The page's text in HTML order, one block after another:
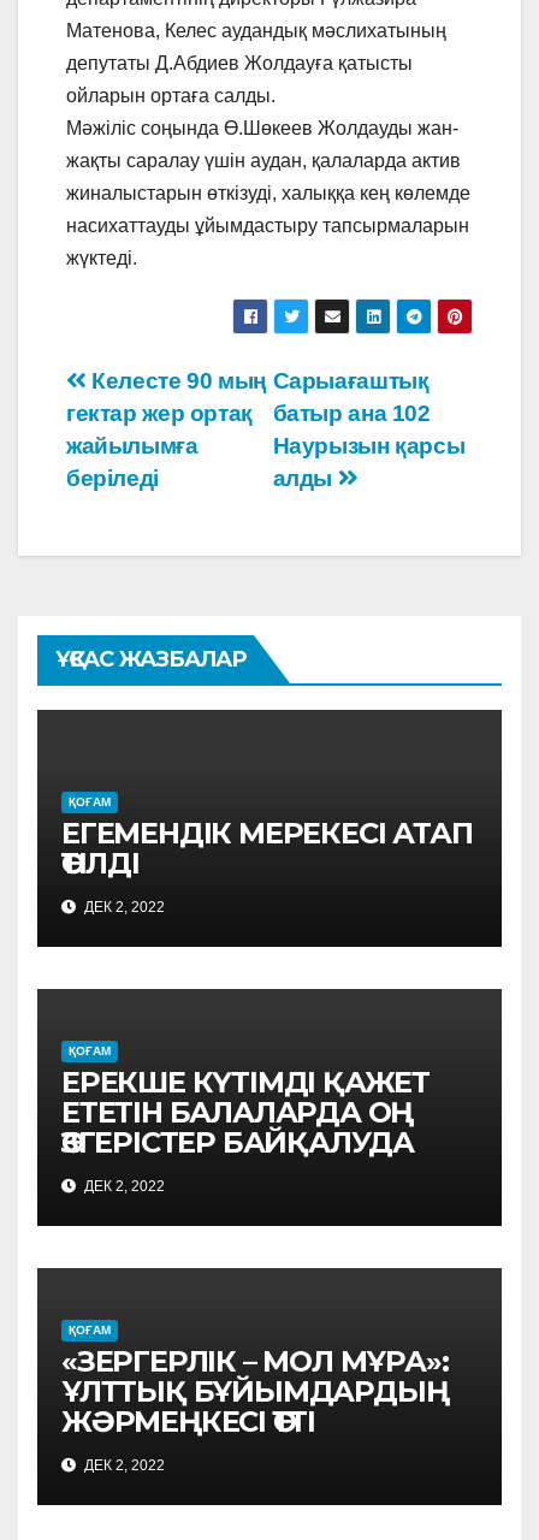
Матенова, Келес аудандық мәслихатының
депутаты Д.Абдиев Жолдауға қатысты
ойларын ортаға салды.
Мәжіліс соңында Ө.Шөкеев Жолдауды жан-
жақты саралау үшін аудан, қалаларда актив
жиналыстарын өткізуді, халыққа кең көлемде
насихаттауды ұйымдастыру тапсырмаларын
жүктеді.
Навигация
по
записям
Сарыағаштық
батыр ана 102
Наурызын қарсы
алды
Келесте 90 мың
гектар жер ортақ
жайылымға
беріледі
ҰҚСАС ЖАЗБАЛАР
ҚОҒАМ
ЕГЕМЕНДІК МЕРЕКЕСІ АТАП
ӨТІЛДІ
ДЕК 2, 2022
ҚОҒАМ
ЕРЕКШЕ КҮТІМДІ ҚАЖЕТ
ЕТЕТІН БАЛАЛАРДА ОҢ
ӨЗГЕРІСТЕР БАЙҚАЛУДА
ДЕК 2, 2022
ҚОҒАМ
«ЗЕРГЕРЛІК – МОЛ МҰРА»:
ҰЛТТЫҚ БҰЙЫМДАРДЫҢ
ЖӘРМЕҢКЕСІ ӨТТІ
ДЕК 2, 2022